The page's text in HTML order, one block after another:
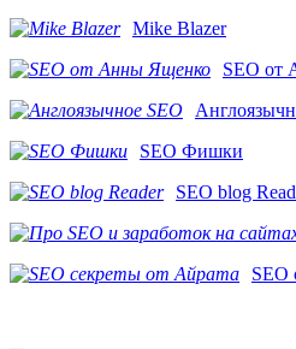
Mike Blazer
SEO от
SEO Фишки
SEO blog
SEO